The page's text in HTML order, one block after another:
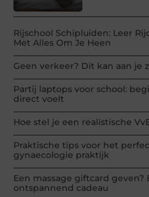
Rijschool Schipluiden: Leer
Met Alles Om Je Heen
Geen verkeer? Dit kan aan je
Partij laptops voor school:
direct voelt
Hoe stel je een realistische
Praktische tips voor het
gynaecologie praktijk
Een massage giftcard geven?
ontspannend cadeau